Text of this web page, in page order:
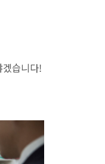
습니다!